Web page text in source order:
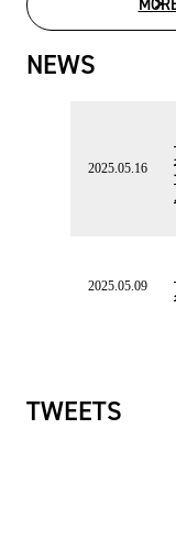
NEWS
2025.05.16
2025.05.09
TWEETS